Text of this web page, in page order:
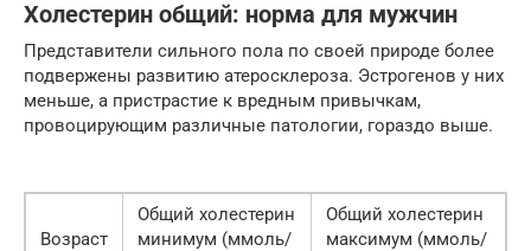
Холестерин общий: норма для мужчин
Представители сильного пола по своей природе более
подвержены развитию атеросклероза. Эстрогенов у них
меньше, а пристрастие к вредным привычкам,
провоцирующим различные патологии, гораздо выше.
Возраст
Общий холестерин
минимум (ммоль/
Общий холестерин
максимум (ммоль/